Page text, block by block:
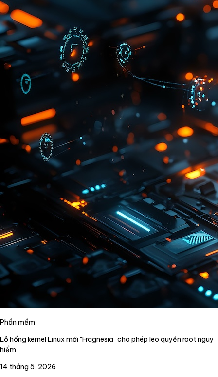
Phần mềm
Lỗ hổng kernel Linux mới "Fragnesia" cho phép leo quyền root nguy
hiểm
14 tháng 5, 2026